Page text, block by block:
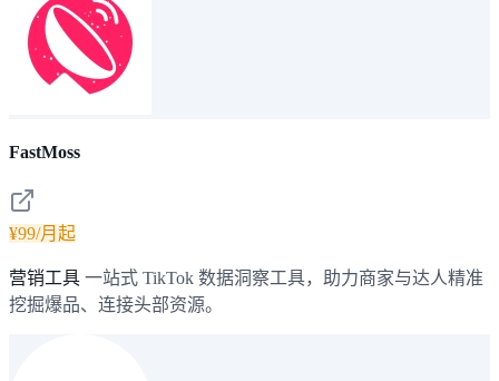
FastMoss
¥99/月起
营销工具 一站式 TikTok 数据洞察工具，助力商家与达人精准
挖掘爆品、连接头部资源。